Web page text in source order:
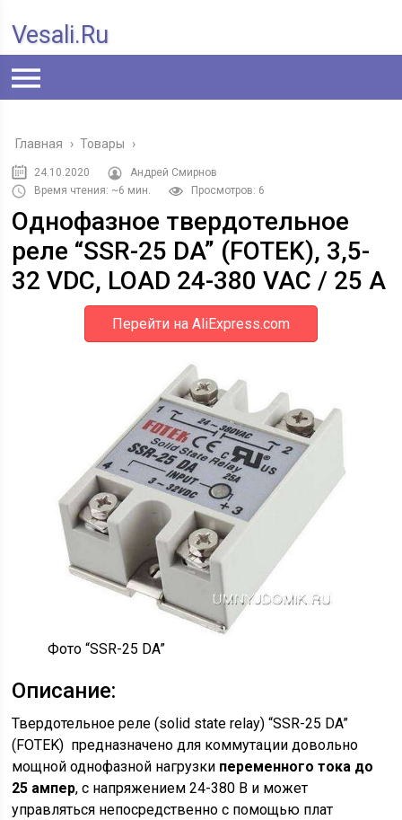
Vesali.ru
Главная › Товары ›
24.10.2020
Андрей Смирнов
Время чтения: ~6 мин.
Просмотров: 6
Однофазное твердотельное
реле “SSR-25 DA” (FOTEK), 3,5-
32 VDC, LOAD 24-380 VAC / 25 А
Перейти на AliExpress.com
Фото “SSR-25 DA”
Описание:
Твердотельное реле (solid state relay) “SSR-25 DA”
(FOTEK) предназначено для коммутации довольно
мощной однофазной нагрузки переменного тока до
25 ампер, с напряжением 24-380 В и может
управляться непосредственно с помощью плат